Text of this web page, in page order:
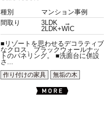
種別
マンション事例
間取り
3LDK →
2LDK+WIC
■リゾートを思わせるデコラティブ
なクロス、ブラックウォールナッ
トのパネリング。 ■洗面台に併設
さ...
作り付けの家具
無垢の木